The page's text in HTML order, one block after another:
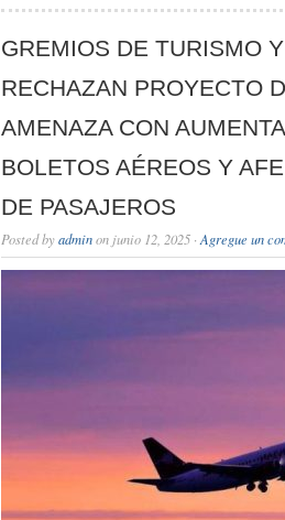
GREMIOS DE TURISMO
RECHAZAN PROYECTO
AMENAZA CON
BOLETOS AÉREOS Y
DE PASAJEROS
Posted byadminon junio 12, 2025 · Agregue un